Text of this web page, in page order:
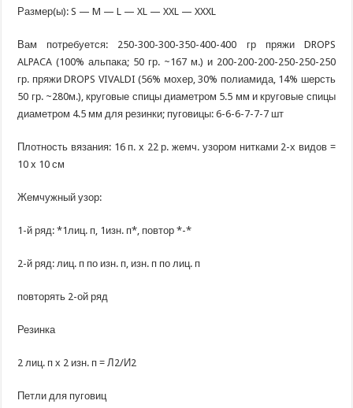
Размер(ы): S — M — L — XL — XXL — XXXL
Вам потребуется: 250-300-300-350-400-400 гр пряжи DROPS
ALPACA (100% альпака; 50 гр. ~167 м.) и 200-200-200-250-250-250
гр. пряжи DROPS VIVALDI (56% мохер, 30% полиамида, 14% шерсть
50 гр. ~280м.), круговые спицы диаметром 5.5 мм и круговые спицы
диаметром 4.5 мм для резинки; пуговицы: 6-6-6-7-7-7 шт
Плотность вязания: 16 п. x 22 р. жемч. узором нитками 2-х видов =
10 x 10 см
Жемчужный узор:
1-й ряд: *1лиц. п, 1изн. п*, повтор *-*
2-й ряд: лиц. п по изн. п, изн. п по лиц. п
повторять 2-ой ряд
Резинка
2 лиц. п х 2 изн. п = Л2/И2
Петли для пуговиц